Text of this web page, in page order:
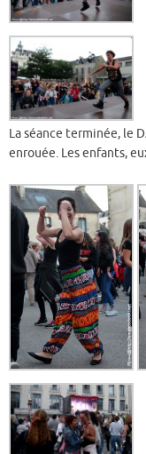
La séance terminée, le
enrouée. Les enfants,